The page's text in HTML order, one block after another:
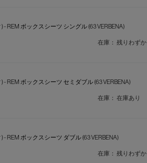
- REM ボックスシーツ シングル (63 VERBENA)
在庫： 残りわずか
- REM ボックスシーツ セミダブル (63 VERBENA)
在庫： 在庫あり
- REM ボックスシーツ ダブル (63 VERBENA)
在庫： 残りわずか